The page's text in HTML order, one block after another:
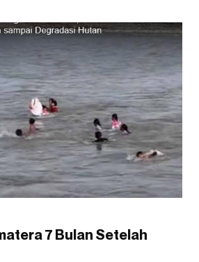
7 Bulan Setelah